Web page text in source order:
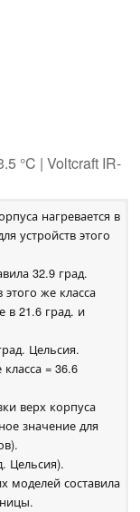
°C | Voltcraft IR-
нагревается в
устройств этого
32.9 град.
же класса
в 21.6 град. и
Цельсия.
= 36.6
верх корпуса
значение для
Цельсия).
моделей составила